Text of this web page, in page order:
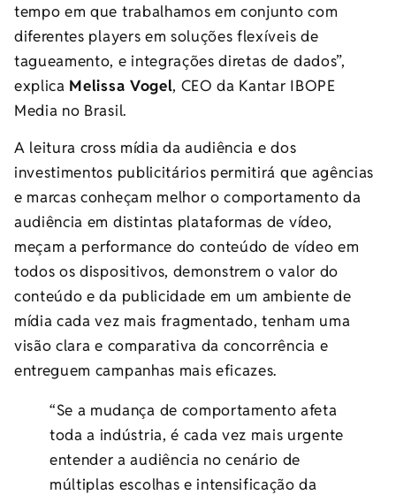
tempo em que trabalhamos em conjunto com
diferentes players em soluções flexíveis de
tagueamento, e integrações diretas de dados”,
explica Melissa Vogel, CEO da Kantar IBOPE
Media no Brasil.
A leitura cross mídia da audiência e dos
investimentos publicitários permitirá que agências
e marcas conheçam melhor o comportamento da
audiência em distintas plataformas de vídeo,
meçam a performance do conteúdo de vídeo em
todos os dispositivos, demonstrem o valor do
conteúdo e da publicidade em um ambiente de
mídia cada vez mais fragmentado, tenham uma
visão clara e comparativa da concorrência e
entreguem campanhas mais eficazes.
“Se a mudança de comportamento afeta
toda a indústria, é cada vez mais urgente
entender a audiência no cenário de
múltiplas escolhas e intensificação da